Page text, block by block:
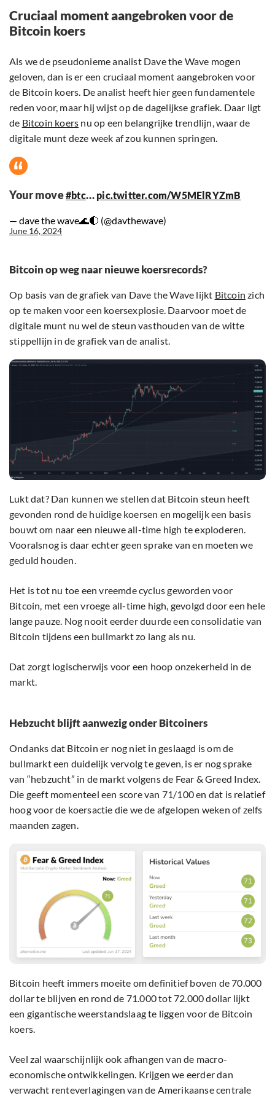
Cruciaal moment aangebroken voor de
Bitcoin koers
Als we de pseudonieme analist Dave the Wave mogen
geloven, dan is er een cruciaal moment aangebroken voor
de Bitcoin koers. De analist heeft hier geen fundamentele
reden voor, maar hij wijst op de dagelijkse grafiek. Daar ligt
de Bitcoin koers nu op een belangrijke trendlijn, waar de
digitale munt deze week af zou kunnen springen.
Your move#btc… pic.twitter.com/W5MElRYZmB
— dave the wave🌊🌓 (@davthewave)
June 16, 2024
Bitcoin op weg naar nieuwe koersrecords?
Op basis van de grafiek van Dave the Wave lijkt Bitcoin zich
op te maken voor een koersexplosie. Daarvoor moet de
digitale munt nu wel de steun vasthouden van de witte
stippellijn in de grafiek van de analist.
Lukt dat? Dan kunnen we stellen dat Bitcoin steun heeft
gevonden rond de huidige koersen en mogelijk een basis
bouwt om naar een nieuwe all-time high te exploderen.
Vooralsnog is daar echter geen sprake van en moeten we
geduld houden.
Het is tot nu toe een vreemde cyclus geworden voor
Bitcoin, met een vroege all-time high, gevolgd door een hele
lange pauze. Nog nooit eerder duurde een consolidatie van
Bitcoin tijdens een bullmarkt zo lang als nu.
Dat zorgt logischerwijs voor een hoop onzekerheid in de
markt.
Hebzucht blijft aanwezig onder Bitcoiners
Ondanks dat Bitcoin er nog niet in geslaagd is om de
bullmarkt een duidelijk vervolg te geven, is er nog sprake
van “hebzucht” in de markt volgens de Fear & Greed Index.
Die geeft momenteel een score van 71/100 en dat is relatief
hoog voor de koersactie die we de afgelopen weken of zelfs
maanden zagen.
Bitcoin heeft immers moeite om definitief boven de 70.000
dollar te blijven en rond de 71.000 tot 72.000 dollar lijkt
een gigantische weerstandslaag te liggen voor de Bitcoin
koers.
Veel zal waarschijnlijk ook afhangen van de macro-
economische ontwikkelingen. Krijgen we eerder dan
verwacht renteverlagingen van de Amerikaanse centrale